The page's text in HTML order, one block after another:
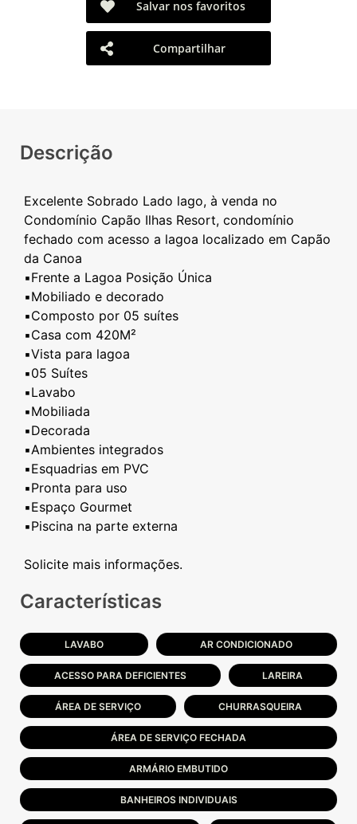
Salvar nos favoritos
Compartilhar
Descrição
Excelente Sobrado Lado lago, à venda no
Condomínio Capão Ilhas Resort, condomínio
fechado com acesso a lagoa localizado em Capão
da Canoa
▪️Frente a Lagoa Posição Única
▪️Mobiliado e decorado
▪️Composto por 05 suítes
▪️Casa com 420M²
▪️Vista para lagoa
▪️05 Suítes
▪️Lavabo
▪️Mobiliada
▪️Decorada
▪️Ambientes integrados
▪️Esquadrias em PVC
▪️Pronta para uso
▪️Espaço Gourmet
▪️Piscina na parte externa
Características
LAVABO AR CONDICIONADO
ACESSO PARA DEFICIENTES LAREIRA
ÁREA DE SERVIÇO CHURRASQUEIRA
ÁREA DE SERVIÇO FECHADA
ARMÁRIO EMBUTIDO
BANHEIROS INDIVIDUAIS